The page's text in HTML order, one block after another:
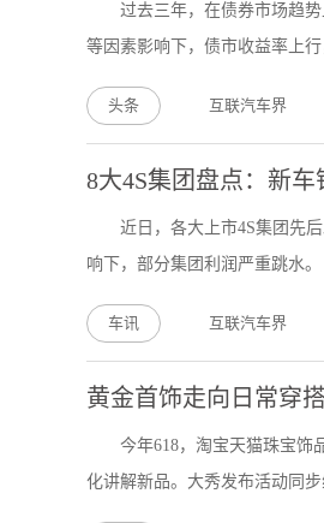
过去三年，在债券市场趋
等因素影响下，债市收益率上
头条 互联汽车界
8大4S集团盘点：新
近日，各大上市4S集团先
响下，部分集团利润严重跳水
车讯 互联汽车界
黄金首饰走向日常穿
今年618，淘宝天猫珠宝饰
化讲解新品。大秀发布活动同